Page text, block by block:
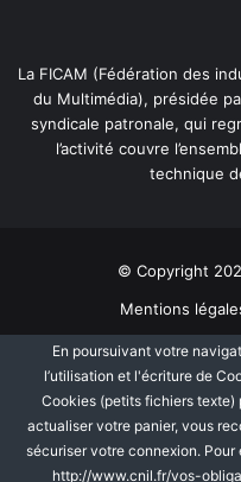
La FICAM (Fédération des
du Multimédia), présidée
syndicale patronale, qui
l’activité couvre
technique
© Copyright
Mentions
Politique de protection des
En poursuivant votre
l’utilisation et l'écriture de
Cookies (petits fichiers
actualiser votre panier, vous
sécuriser votre connexion.
http://www.cnil.fr/vos-